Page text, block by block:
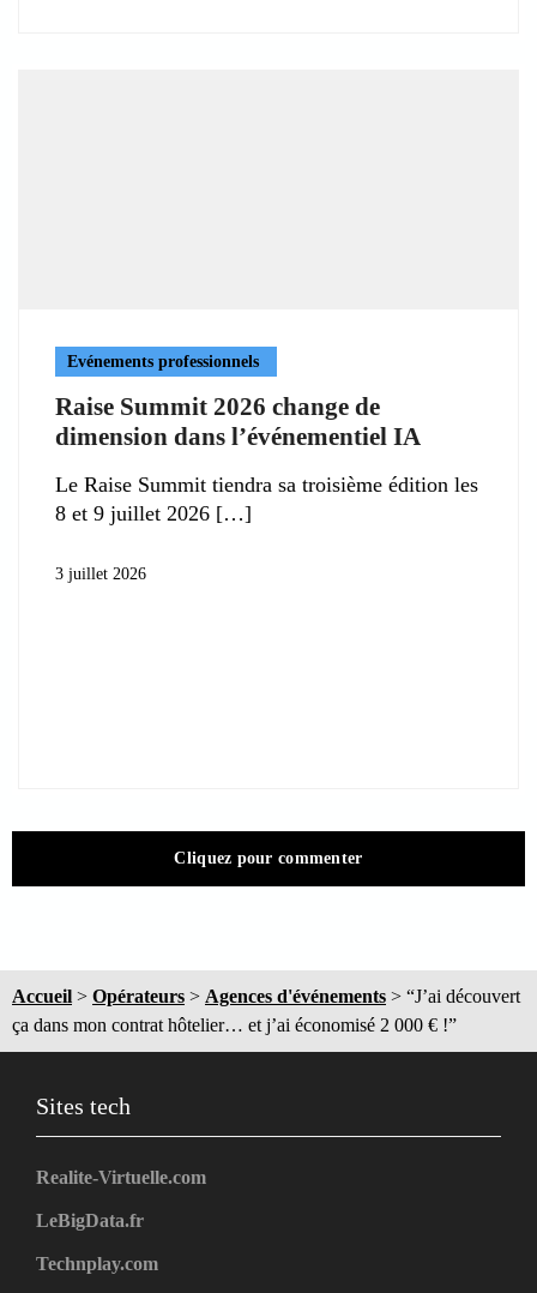
Evénements professionnels
Raise Summit 2026 change de
dimension dans l’événementiel IA
Le Raise Summit tiendra sa troisième édition les
8 et 9 juillet 2026
3 juillet 2026
Cliquez pour commenter
Accueil > Opérateurs > Agences d'événements > “J’ai découvert
ça dans mon contrat hôtelier… et j’ai économisé 2 000 € !”
Sites tech
Realite-Virtuelle.com
LeBigData.fr
Technplay.com